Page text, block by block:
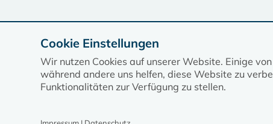
Cookie Einstellungen
Wir nutzen Cookies auf unserer Website. Einige
während andere uns helfen, diese Website zu
Funktionalitäten zur Verfügung zu stellen.